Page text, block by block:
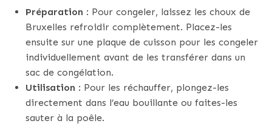
Préparation : Pour congeler, laissez les choux de
Bruxelles refroidir complètement. Placez-les
ensuite sur une plaque de cuisson pour les congeler
individuellement avant de les transférer dans un
sac de congélation.
Utilisation : Pour les réchauffer, plongez-les
directement dans l’eau bouillante ou faites-les
sauter à la poêle.